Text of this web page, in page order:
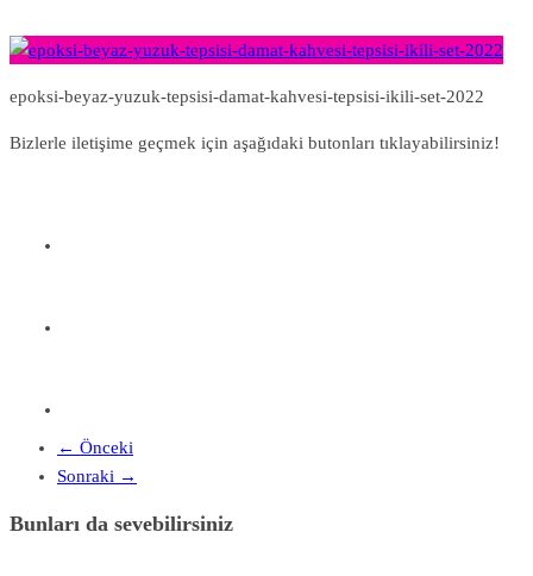
epoksi-beyaz-yuzuk-tepsisi-damat-kahvesi-tepsisi-ikili-set-2022
Bizlerle iletişime geçmek için aşağıdaki butonları tıklayabilirsiniz!
← Önceki
Sonraki →
Bunları da sevebilirsiniz